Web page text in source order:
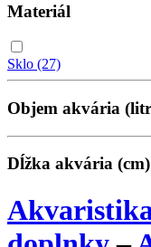
Materiál
Sklo (27)
Objem akvária
Dĺžka akvária (cm)